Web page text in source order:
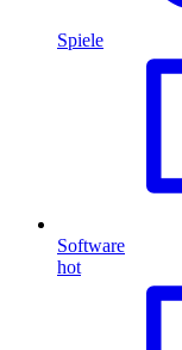
Spiele
Software
hot